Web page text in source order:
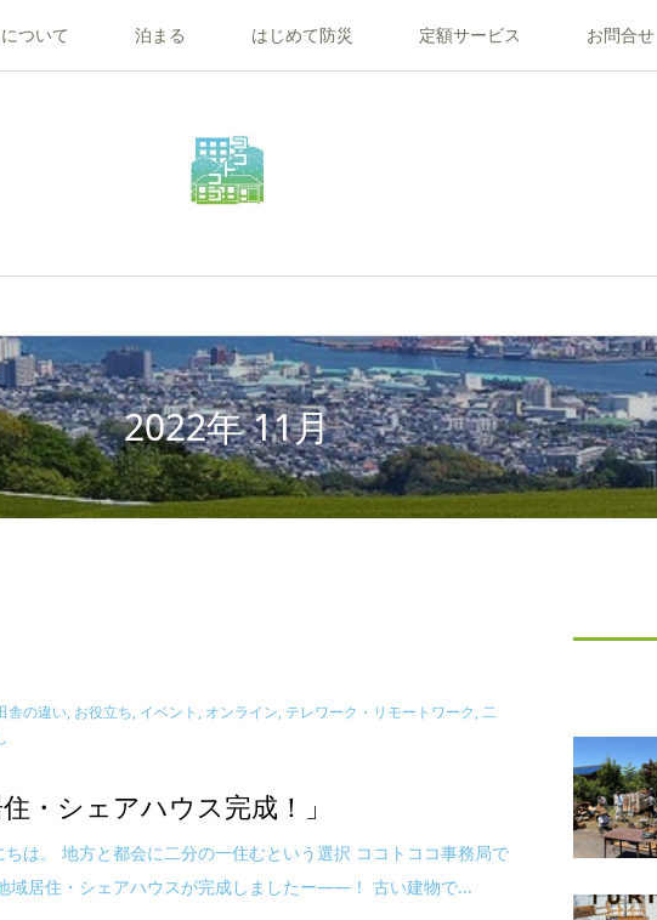
ついて 泊まる はじめて防災 定額サービス お問合せ
2022年 11月
舎の違い, お役立ち, イベント , オンライン, テレワーク・リモートワーク,二
住・シェアハウス完成！」
は。 地方と都会に二分の一住むという選択 ココトココ事務局で
域居住・シェアハウスが完成しましたー――！ 古い建物で...